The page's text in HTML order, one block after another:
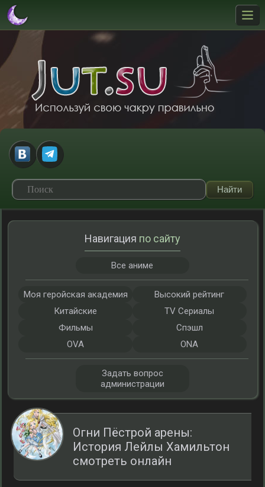
Огни Пёстрой арены:
История Лейлы Хамильтон
смотреть онлайн
Навигация по сайту
Все аниме
Моя геройская академия
Высокий рейтинг
Китайские
TV Сериалы
Фильмы
Спэшл
OVA
ONA
Задать вопрос
администрации